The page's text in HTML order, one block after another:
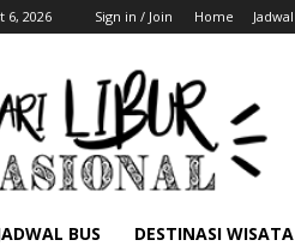
6, 2026 Sign in / Join Home
BUS DESTINASI WISATA